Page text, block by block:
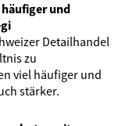
und
Detailhandel
zu
viel häufiger und
stärker.